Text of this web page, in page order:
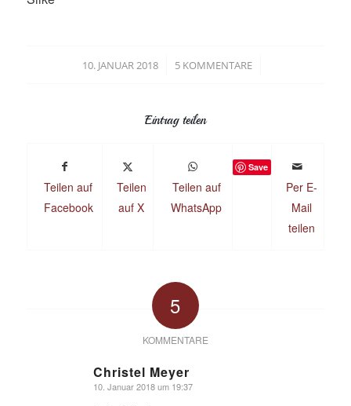
10. JANUAR 2018
/ 5 KOMMENTARE
/
Eintrag teilen
Teilen auf
Facebook
Teilen
auf X
Teilen auf
WhatsApp
Save
Per E-
Mail
teilen
5
KOMMENTARE
Christel Meyer
sagte:
10. Januar 2018 um 19:37